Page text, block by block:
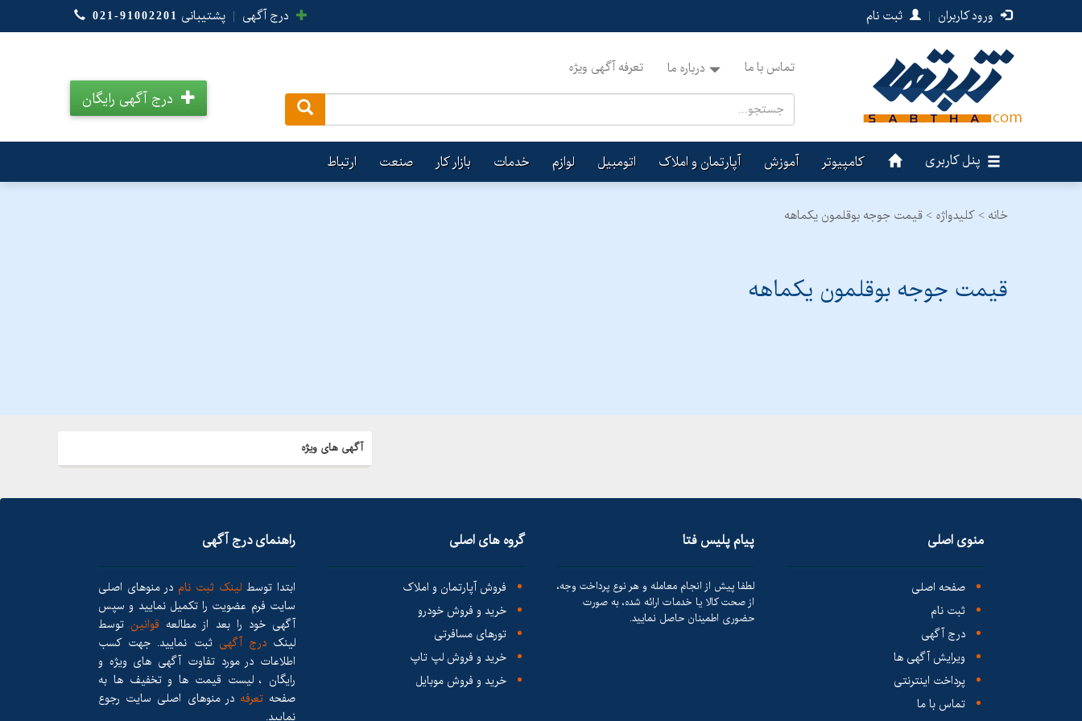
ورود کاربران | ثبت نام درج آگهی | پشتیبانی 021-91002201
تماس با ما درباره ما تعرفه آگهی ویژه
درج آگهی رایگان
پنل کاربری کامپیوتر آموزش آپارتمان و املاک اتومبیل لوازم خدمات بازار کار صنعت ارتباط
خانه > کلیدواژه > قیمت جوجه بوقلمون یکماهه
قیمت جوجه بوقلمون یکماهه
آگهی های ویژه
منوی اصلی
صفحه اصلی
ثبت نام
درج آگهی
ویرایش آگهی ها
پرداخت اینترنتی
تماس با ما
پیام پلیس فتا
لطفا پیش از انجام معامله و هر نوع پرداخت وجه،
از صحت کالا یا خدمات ارائه شده، به صورت
حضوری اطمینان حاصل نمایید.
گروه های اصلی
فروش آپارتمان و املاک
خرید و فروش خودرو
تورهای مسافرتی
خرید و فروش لپ تاپ
خرید و فروش موبایل
راهنمای درج آگهی
ابتدا توسط لینک ثبت نام در منوهای اصلی
سایت فرم عضویت را تکمیل نمایید و سپس
آگهی خود را بعد از مطالعه قوانین توسط
لینکدرج آگهی ثبت نمایید. جهت کسب
اطلاعات در مورد تفاوت آگهی های ویژه و
رایگان ، لیست قیمت ها و تخفیف ها به
صفحه تعرفهدر منوهای اصلی سایت رجوع
نمایید.